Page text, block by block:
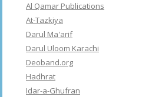
Al Qamar Publications
At-Tazkiya
Darul Ma'arif
Darul Uloom Karachi
Deoband.org
Hadhrat
Idar-a-Ghufran